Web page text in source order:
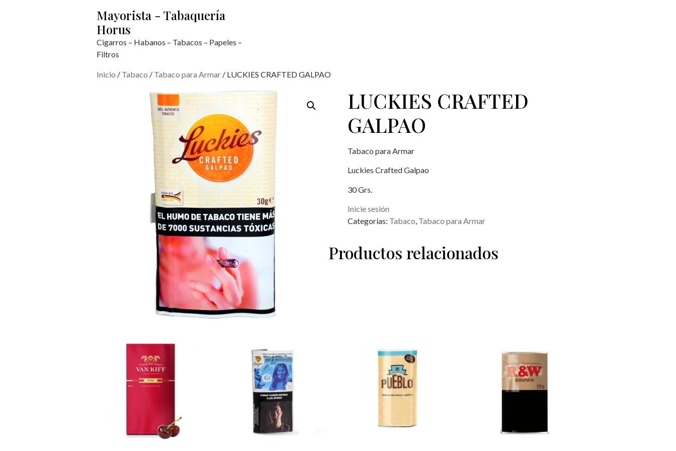
Mayorista - Tabaquería
Horus
Cigarros – Habanos – Tabacos – Papeles –
Filtros
Inicio / Tabaco / Tabaco para Armar / LUCKIES CRAFTED GALPAO
LUCKIES CRAFTED
GALPAO
Tabaco para Armar
Luckies Crafted Galpao
30 Grs.
Inicie sesión
Categorías: Tabaco, Tabaco para Armar
Productos relacionados